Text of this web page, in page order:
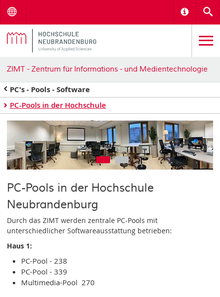
ZIMT - Zentrum für Informations - und Medientechnologie
PC's - Pools - Software
PC-Pools in der Hochschule
Go to slide 1 Go to slide 2
PC-Pools in der Hochschule
Neubrandenburg
Durch das ZIMT werden zentrale PC-Pools mit
unterschiedlicher Softwareausstattung betrieben:
Haus 1:
PC-Pool - 238
PC-Pool - 339
Multimedia-Pool 270